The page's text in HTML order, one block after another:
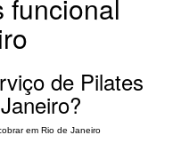
funcional
de Pilates
em Rio de Janeiro